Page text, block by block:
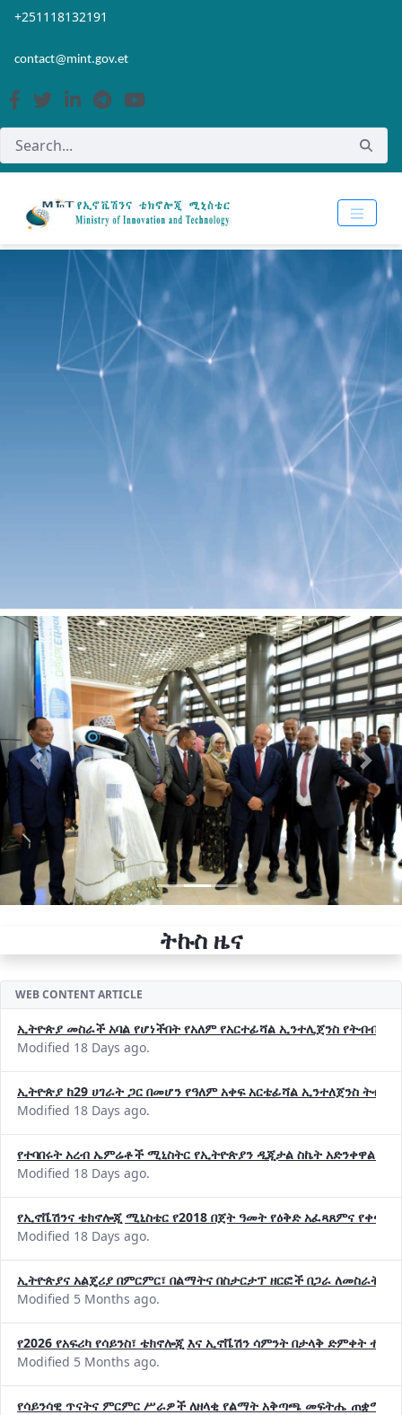
Skip to Main Content
Open Accessibility Menu
+251118132191
contact@mint.gov.et
Previous Next
ትኩስ ዜና
WEB CONTENT ARTICLE
ኢትዮጵያ መስራች አባል የሆነችበት የአለም የአርተፊሻል ኢንተሊጀንስ የትብብር
Modified 18 Days ago.
ኢትዮጵያ ከ29 ሀገራት ጋር በመሆን የዓለም አቀፍ አርቴፊሻል ኢንተለጀንስ
Modified 18 Days ago.
የተባበሩት አረብ ኤምሬቶች ሚኒስትር የኢትዮጵያን ዲጂታል ስኬት አድንቀዋል
Modified 18 Days ago.
የኢኖቬሽንና ቴክኖሎጂ ሚኒስቴር የ2018 በጀት ዓመት የዕቅድ አፈጻጸምና
Modified 18 Days ago.
ኢትዮጵያና አልጄሪያ በምርምር፣ በልማትና በስታርታፕ ዘርፎች በጋራ ለመስራት
Modified 5 Months ago.
የ2026 የአፍሪካ የሳይንስ፣ ቴክኖሎጂ እና ኢኖቬሽን ሳምንት በታላቅ ድምቀት
Modified 5 Months ago.
የሳይንሳዊ ጥናትና ምርምር ሥራዎች ለዘላቂ የልማት አቅጣጫ መፍትሔ ጠቋሚ